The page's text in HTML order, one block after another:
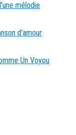
mélodie
d’amour
Un Voyou